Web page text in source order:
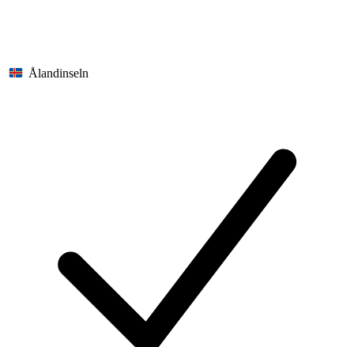
Ålandinseln